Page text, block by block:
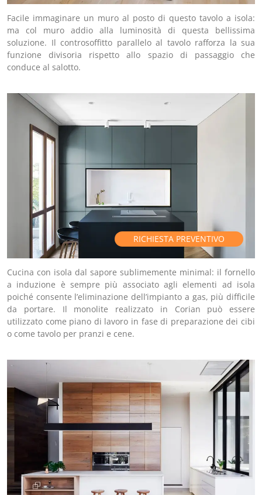
Facile immaginare un muro al posto di questo tavolo a isola:
ma col muro addio alla luminosità di questa bellissima
soluzione. Il controsoffitto parallelo al tavolo rafforza la sua
funzione divisoria rispetto allo spazio di passaggio che
conduce al salotto.
RICHIESTA PREVENTIVO
Cucina con isola dal sapore sublimemente minimal: il fornello
a induzione è sempre più associato agli elementi ad isola
poiché consente l’eliminazione dell’impianto a gas, più difficile
da portare. Il monolite realizzato in Corian può essere
utilizzato come piano di lavoro in fase di preparazione dei cibi
o come tavolo per pranzi e cene.